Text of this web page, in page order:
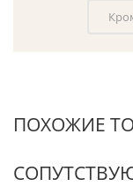
ПОХОЖИЕ